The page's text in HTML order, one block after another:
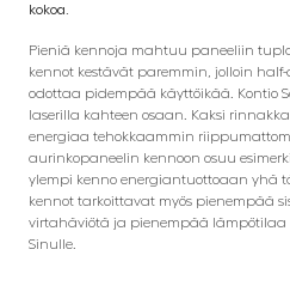
kokoa.
Pieniä kennoja mahtuu paneeliin
kennot kestävät paremmin, jolloin
odottaa pidempää käyttöikää. Kontio
laserilla kahteen osaan. Kaksi
energiaa tehokkaammin
aurinkopaneelin kennoon osuu
ylempi kenno energiantuottoaan yhä
kennot tarkoittavat myös pienempää
virtahäviötä ja pienempää lämpötilaa
Sinulle.